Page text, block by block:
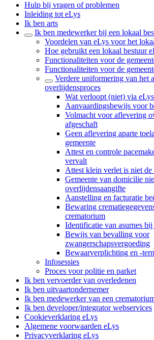
Hulp bij vragen of problemen
Inleiding tot eLys
Ik ben arts
Ik ben medewerker bij een lokaal
Voordelen van eLys voor het
Hoe gebruikt een lokaal bestuur
Functionaliteiten voor de
Functionaliteiten voor de
Verdere uniformering van het
overlijdensproces
Wat verloopt (niet) via
Aanvaardingsbewijs voor
Volmacht voor aflevering
afgeschaft
Geen aflevering aparte
gemeente
Attest en controle
vervalt
Attest klein verlet is niet de
Gemeente van domicilie
overlijdensaangifte
Aanstelling en facturatie
Bewaring
crematorium
Identificatie van asurnes
Bewijs van bevalling voor
zwangerschapsvergoeding
Bewaarverplichting en -
Infosessies
Proces voor politie en parket
Ik ben vervoerder van overledenen
Ik ben uitvaartondernemer
Ik ben medewerker van een
Ik ben developer/integrator webservices
Cookieverklaring eLys
Algemene voorwaarden eLys
Privacyverklaring eLys